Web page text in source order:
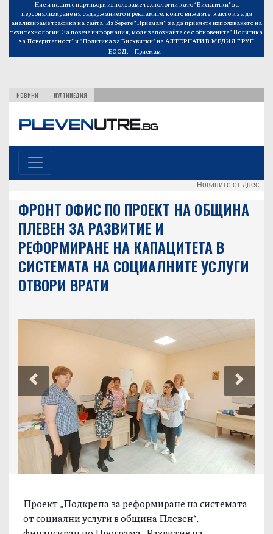
Ние и нашите партньори използваме технологии като “Бисквитки” за
персонализиране на съдържанието и рекламите, които виждате, както и за да
анализираме трафика на сайта. Изберете “Приемам”, за да приемете използването на
тези технологии. За повече информация, моля запознайте се с обновените“Политика
за Поверителност”и“Политика за Бисквитки”на АЛТЕРНАТИВ МЕДИЯ ГРУП
ЕООД.
Приемам
НОВИНИ МУЛТИМЕДИЯ
Новините от днес
ФРОНТ ОФИС ПО ПРОЕКТ НА ОБЩИНА
ПЛЕВЕН ЗА РАЗВИТИЕ И
РЕФОРМИРАНЕ НА КАПАЦИТЕТА В
СИСТЕМАТА НА СОЦИАЛНИТЕ УСЛУГИ
ОТВОРИ ВРАТИ
Previous
Проект „Подкрепа за реформиране на системата